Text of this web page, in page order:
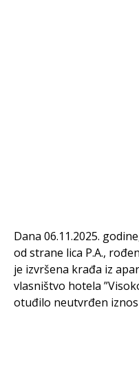
Dana 06.11.2025.
od strane lica P.A.,
je izvršena krađa iz
vlasništvo hotela
otuđilo neutvrđen iznos